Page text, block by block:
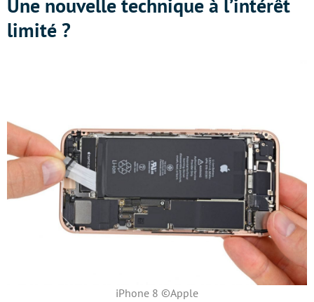
Une nouvelle technique à l’intérêt
limité ?
iPhone 8 ©Apple